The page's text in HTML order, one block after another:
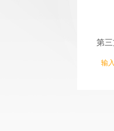
第
输